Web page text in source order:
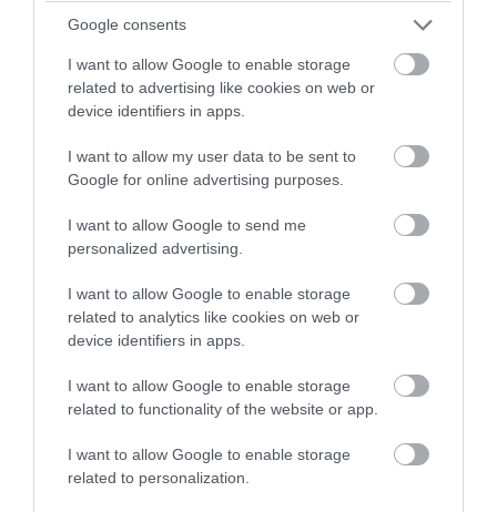
Google consents
I want to allow Google to enable storage
related to advertising like cookies on web or
device identifiers in apps.
I want to allow my user data to be sent to
Google for online advertising purposes.
I want to allow Google to send me
personalized advertising.
I want to allow Google to enable storage
related to analytics like cookies on web or
device identifiers in apps.
I want to allow Google to enable storage
related to functionality of the website or app.
I want to allow Google to enable storage
related to personalization.
στηθεί έξω από το «σπίτι» του Ολυμπιακού, το
«Γεώργιος Καραϊσκάκης», με πολυάριθμους
φιλάθλους να ζητούν το ευρωπαϊκό τρόπαιο
από την ομάδα του Χοσέ Λουίς Μεντιλίμπαρ.